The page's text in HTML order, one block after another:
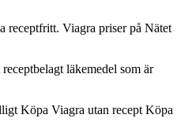
receptfritt. Viagra priser på Nätet
läkemedel som är
Köpa Viagra utan recept Köpa